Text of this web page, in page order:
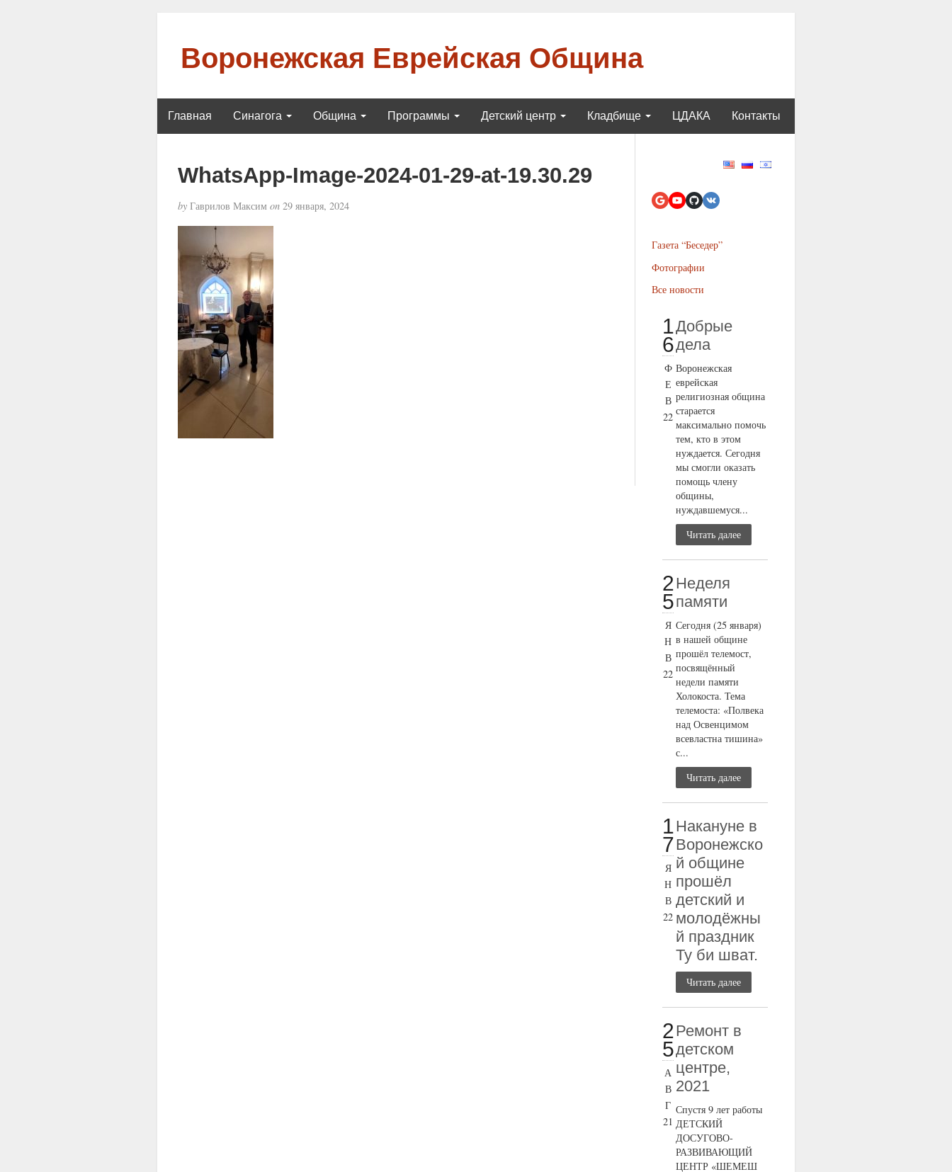
Воронежская Еврейская Община
Главная Синагога Община Программы Детский центр Кладбище ЦДАКА Контакты
WhatsApp-Image-2024-01-29-at-19.30.29
byГаврилов Максим on29 января, 2024
Газета “Беседер”
Фотографии
Все новости
1
6
Ф
Е
В
22
Добрые
дела
Воронежская
еврейская
религиозная община
старается
максимально помочь
тем, кто в этом
нуждается. Сегодня
мы смогли оказать
помощь члену
общины,
нуждавшемуся...
Читать далее
2
5
Я
Н
В
22
Неделя
памяти
Сегодня (25 января)
в нашей общине
прошёл телемост,
посвящённый
недели памяти
Холокоста. Тема
телемоста: «Полвека
над Освенцимом
всевластна тишина»
с...
Читать далее
1
7
Я
Н
В
22
Накануне в
Воронежско
й общине
прошёл
детский и
молодёжны
й праздник
Ту би шват.
Читать далее
2
5
А
В
Г
21
Ремонт в
детском
центре,
2021
Спустя 9 лет работы
ДЕТСКИЙ
ДОСУГОВО-
РАЗВИВАЮЩИЙ
ЦЕНТР «ШЕМЕШ